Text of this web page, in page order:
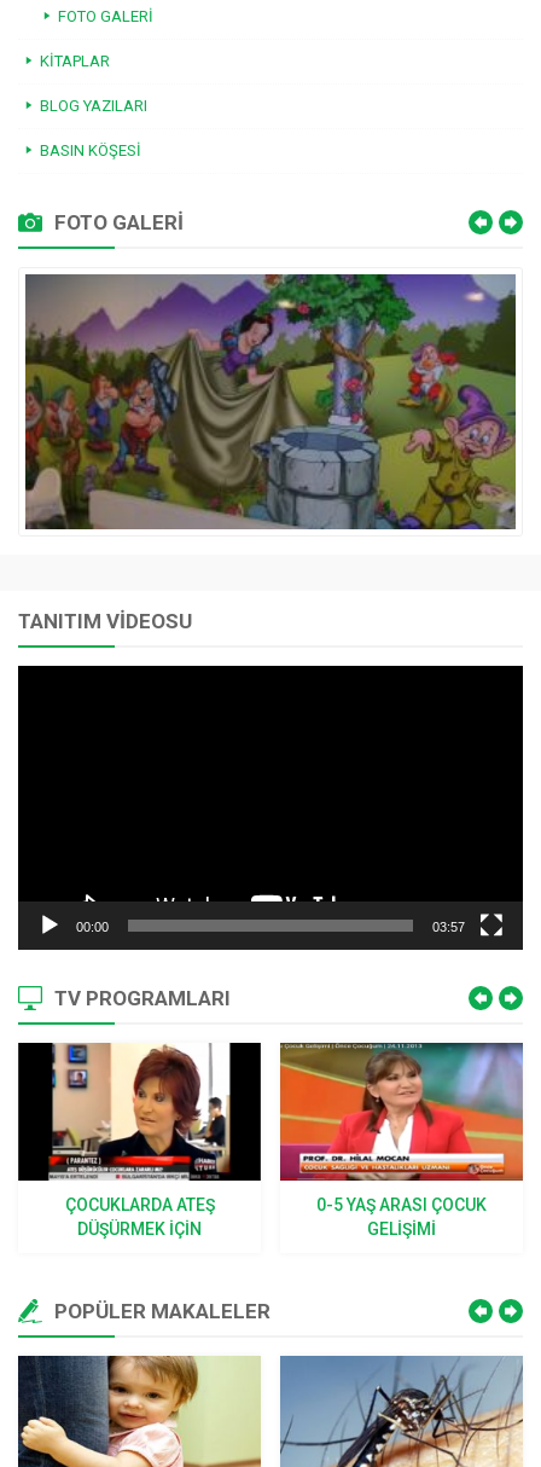
FOTO GALERI
KITAPLAR
BLOG YAZILARI
BASIN KÖŞESI
FOTO GALERİ
TANITIM VİDEOSU
00:00 03:57
TV PROGRAMLARI
ÇOCUKLARDA ATEŞ
DÜŞÜRMEK İÇIN
0-5 YAŞ ARASI ÇOCUK
GELIŞIMI
POPÜLER MAKALELER